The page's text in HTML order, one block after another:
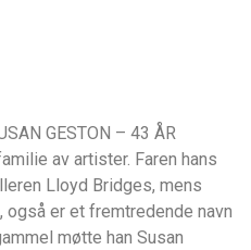
GESTON – 43 ÅR
av artister. Faren hans
Lloyd Bridges, mens
også er et fremtredende navn
møtte han Susan